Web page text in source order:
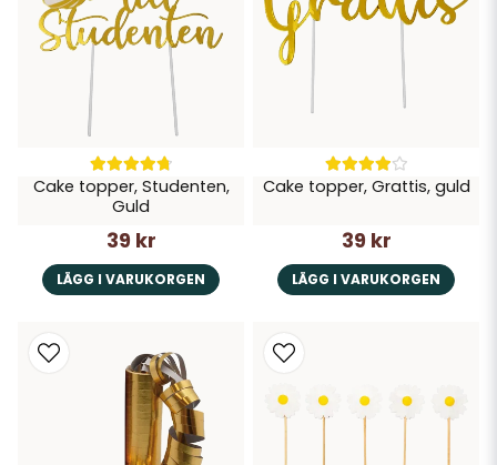
Cake topper, Studenten,
Guld
39 kr
LÄGG I VARUKORGEN
Cake topper, Grattis, guld
39 kr
LÄGG I VARUKORGEN